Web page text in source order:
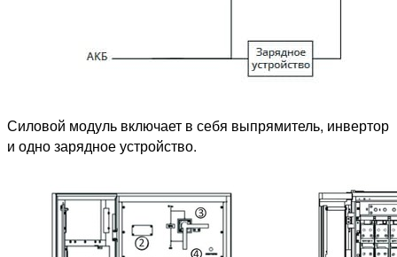
Силовой модуль включает в себя выпрямитель, инвертор
и одно зарядное устройство.